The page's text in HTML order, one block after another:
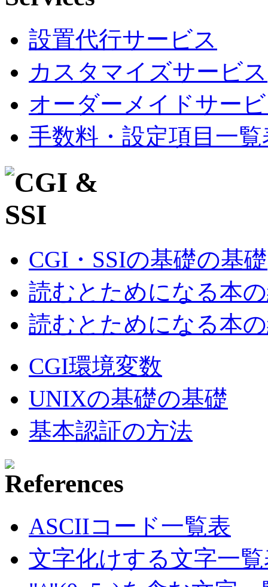
設置代行サービス
カスタマイズサービス
オーダーメイドサー
手数料・設定項目一覧
CGI・SSIの基礎の基礎
読むとためになる本
読むとためになる本
CGI環境変数
UNIXの基礎の基礎
基本認証の方法
ASCIIコード一覧表
文字化けする文字一